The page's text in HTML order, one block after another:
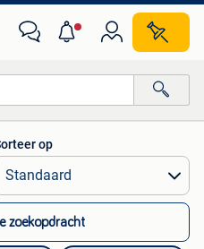
op
zoekopdracht